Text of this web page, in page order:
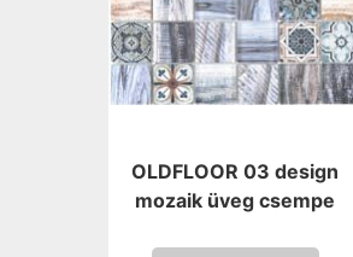
OLDFLOOR 03 design
mozaik üveg csempe